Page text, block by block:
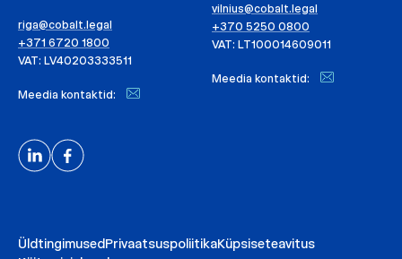
riga@cobalt.legal
+371 6720 1800
VAT: LV40203333511
Meedia kontaktid:
vilnius@cobalt.legal
+370 5250 0800
VAT: LT100014609011
Meedia kontaktid:
ÜldtingimusedPrivaatsuspoliitikaKüpsiseteavitus